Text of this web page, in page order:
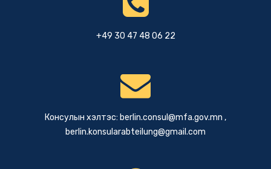
+49 30 47 48 06 22
Консулын хэлтэс: berlin.consul@mfa.gov.mn ,
berlin.konsularabteilung@gmail.com